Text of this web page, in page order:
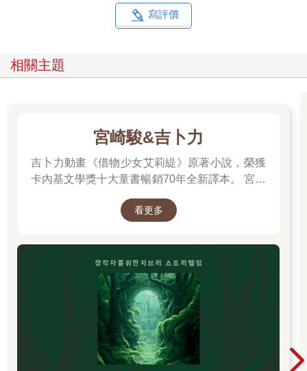
寫評價
相關主題
宮崎駿&吉卜力
吉卜力動畫《借物少女艾莉緹》原著小說，榮獲
卡內基文學獎十大童書暢銷70年全新譯本。 宮崎
樣，過著不穩定的生活……我們是借住在這個世
看更多